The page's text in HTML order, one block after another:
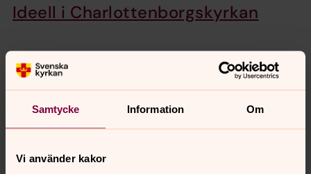
Samtycke Information Om
Vi använder kakor
Ideell i Charlottenborgskyrkan
Senast ändrad 13 februari 2025
Synpunkter eller frågor på sidans
innehåll?
Dela